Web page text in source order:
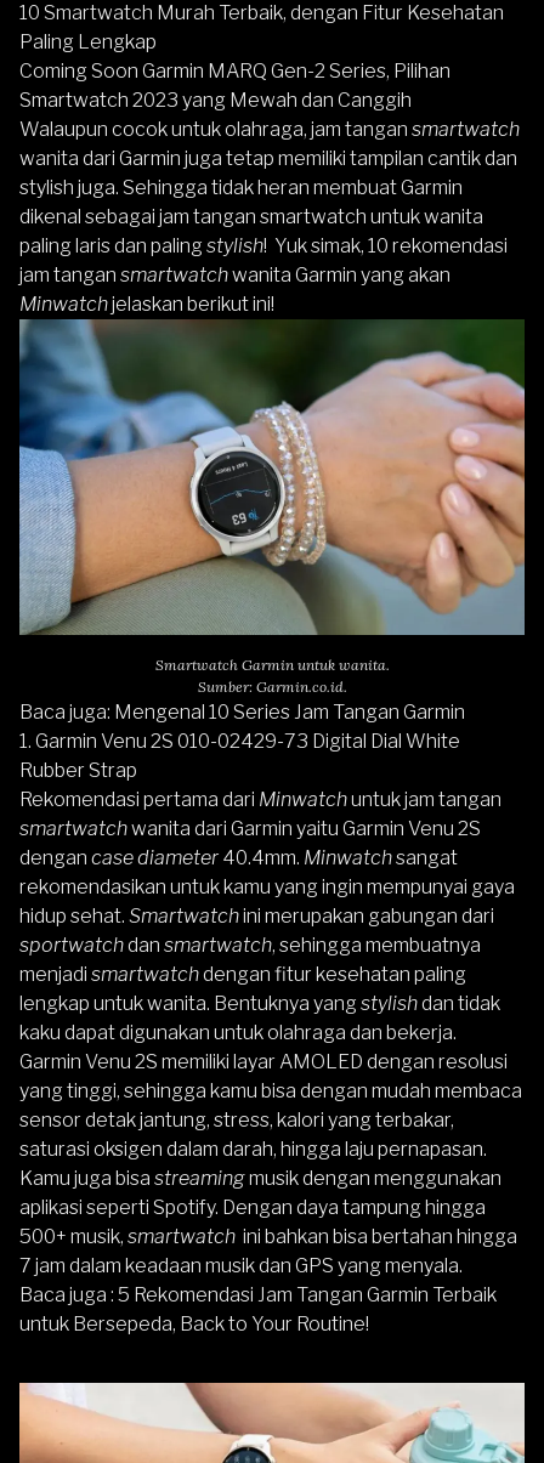
10 Smartwatch Murah Terbaik, dengan Fitur Kesehatan
Paling Lengkap
Coming Soon Garmin MARQ Gen-2 Series, Pilihan
Smartwatch 2023 yang Mewah dan Canggih
Walaupun cocok untuk olahraga, jam tangan smartwatch
wanita dari Garmin juga tetap memiliki tampilan cantik dan
stylish juga. Sehingga tidak heran membuat Garmin
dikenal sebagai jam tangan smartwatch untuk wanita
paling laris dan paling stylish! Yuk simak, 10 rekomendasi
jam tangan smartwatchwanita Garmin yang akan
Minwatchjelaskan berikut ini!
Smartwatch Garmin untuk wanita.
Sumber: Garmin.co.id.
Baca juga: Mengenal 10 Series Jam Tangan Garmin
1. Garmin Venu 2S 010-02429-73 Digital Dial White
Rubber Strap
Rekomendasi pertama dari Minwatchuntuk jam tangan
smartwatchwanita dari Garmin yaitu Garmin Venu 2S
dengan case diameter 40.4mm. Minwatchsangat
rekomendasikan untuk kamu yang ingin mempunyai gaya
hidup sehat. Smartwatchini merupakan gabungan dari
sportwatchdan smartwatch, sehingga membuatnya
menjadi smartwatchdengan fitur kesehatan paling
lengkap untuk wanita. Bentuknya yang stylishdan tidak
kaku dapat digunakan untuk olahraga dan bekerja.
Garmin Venu 2S memiliki layar AMOLED dengan resolusi
yang tinggi, sehingga kamu bisa dengan mudah membaca
sensor detak jantung, stress, kalori yang terbakar,
saturasi oksigen dalam darah, hingga laju pernapasan.
Kamu juga bisa streamingmusik dengan menggunakan
aplikasi seperti Spotify. Dengan daya tampung hingga
500+ musik, smartwatch ini bahkan bisa bertahan hingga
7 jam dalam keadaan musik dan GPS yang menyala.
Baca juga : 5 Rekomendasi Jam Tangan Garmin Terbaik
untuk Bersepeda, Back to Your Routine!